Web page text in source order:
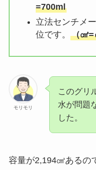
=700ml
立法センチメ
位です。 （㎤
モリモリ
このグリ
水が問題
した。
容量が2,194㎤あるの